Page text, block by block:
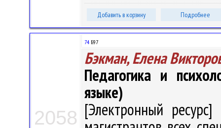
Добавить в корзину Подробнее
2058
74 Б97
Бэкман, Елена
Педагогика и
языке)
[Электронный